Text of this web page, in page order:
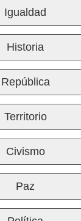
Igualdad
Historia
República
Territorio
Civismo
Paz